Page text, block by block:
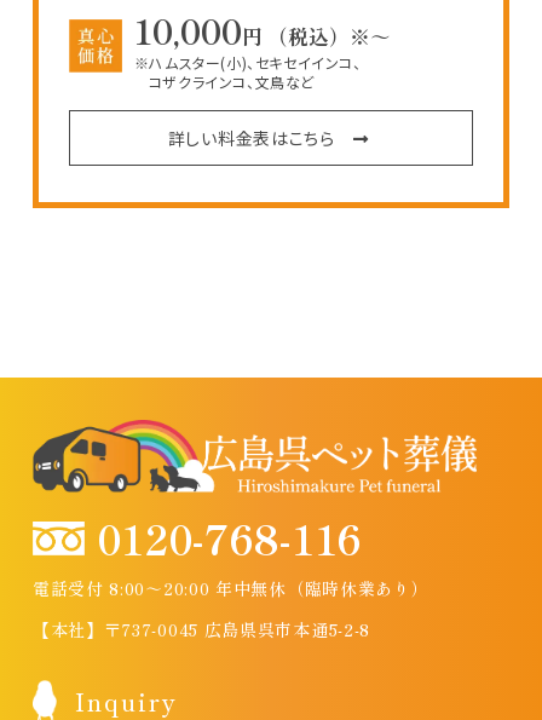
10,000円 （税込）※～
※ハムスター(小)、セキセイインコ、
コザクラインコ、文鳥など
詳しい料金表はこちら
0120-768-116
電話受付 8:00～20:00 年中無休（臨時休業あり）
【本社】〒737-0045 広島県呉市本通5-2-8
Inquiry